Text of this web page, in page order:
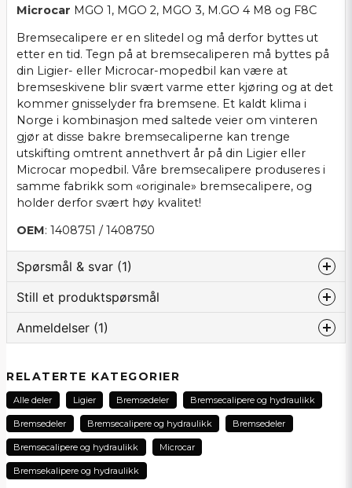
Microcar MGO 1, MGO 2, MGO 3, M.GO 4 M8 og F8C
Bremsecalipere er en slitedel og må derfor byttes ut
etter en tid. Tegn på at bremsecaliperen må byttes på
din Ligier- eller Microcar-mopedbil kan være at
bremseskivene blir svært varme etter kjøring og at det
kommer gnisselyder fra bremsene. Et kaldt klima i
Norge i kombinasjon med saltede veier om vinteren
gjør at disse bakre bremsecaliperne kan trenge
utskifting omtrent annethvert år på din Ligier eller
Microcar mopedbil. Våre bremsecalipere produseres i
samme fabrikk som «originale» bremsecalipere, og
holder derfor svært høy kvalitet!
OEM: 1408751 / 1408750
Spørsmål & svar (1)
Hej vill bara dubbelkolla att denna produkt är inkl
Butikken svarte
Hej!
Ja, dessa kommer med förmonterade belägg :)
Still et produktspørsmål
question
Spør oss noe om dette produktet...
name
Navn
email
E-postadresse
Anmeldelser (1)
Ingar
Komplett del med klosser og allt tilbehør til
en grei pris.
RELATERTE KATEGORIER
Alle deler Ligier Bremsedeler Bremsecalipere og hydraulikk
Bremsedeler Bremsecalipere og hydraulikk Bremsedeler
Bremsecalipere og hydraulikk Microcar
Bremsekalipere og hydraulikk